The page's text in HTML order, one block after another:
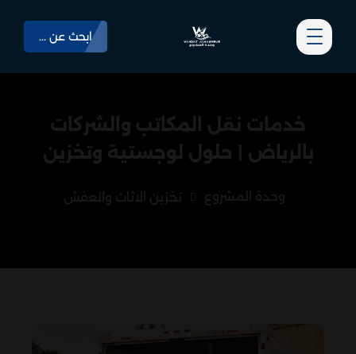
ابحث عن ...
خدمات نقل المكاتب والشركات
بالرياض | حلول لوجستية وتخزين
وحدة المشروع تخزين الاثاث والعفش